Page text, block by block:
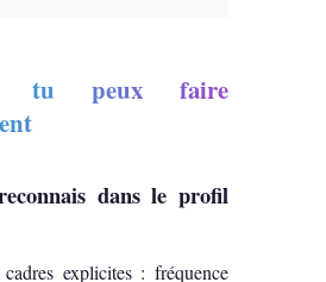
tu peux faire
dans le profil
explicites : fréquence